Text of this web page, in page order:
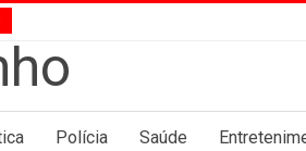
Polícia Saúde